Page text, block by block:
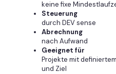
keine fixe
Steuerung
durch DEV sense
Abrechnung
nach Aufwand
Geeignet für
Projekte mit
und Ziel